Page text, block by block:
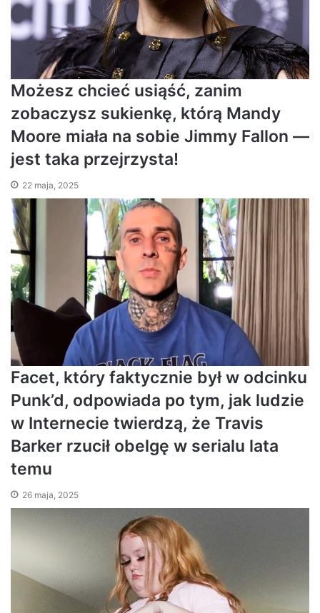
Możesz chcieć usiąść, zanim
zobaczysz sukienkę, którą Mandy
Moore miała na sobie Jimmy Fallon —
jest taka przejrzysta!
22 maja, 2025
Facet, który faktycznie był w odcinku
Punk’d, odpowiada po tym, jak ludzie
w Internecie twierdzą, że Travis
Barker rzucił obelgę w serialu lata
temu
26 maja, 2025